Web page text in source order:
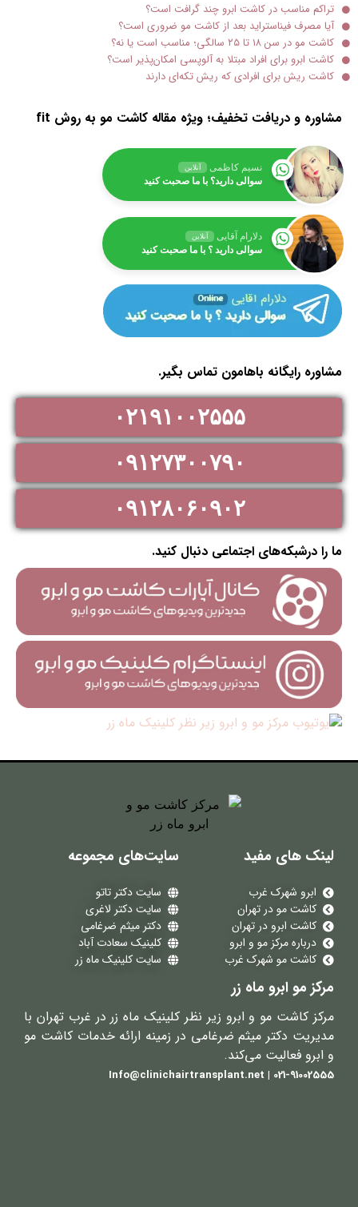
تراکم مناسب در کاشت ابرو چند گرافت است؟
آیا مصرف فیناستراید بعد از کاشت مو ضروری است؟
کاشت مو در سن ۱۸ تا ۲۵ سالگی؛ مناسب است یا نه؟
کاشت ابرو برای افراد مبتلا به آلوپسی امکان‌پذیر است؟
کاشت ریش برای افرادی که ریش تکه‌ای دارند
مشاوره و دریافت تخفیف؛ ویژه مقاله کاشت مو به روش fit
نسیم کاظمی آنلاین
سوالی دارید؟ با ما صحبت کنید
دلارام آقایی آنلاین
سوالی دارید ؟ با ما صحبت کنید
مشاوره رایگانه باهامون تماس بگیر.
۰۲۱۹۱۰۰۲۵۵۵
۰۹۱۲۷۳۰۰۷۹۰
۰۹۱۲۸۰۶۰۹۰۲
ما را درشبکه‌های اجتماعی دنبال کنید.
لینک های مفید
ابرو شهرک غرب
کاشت مو در تهران
کاشت ابرو در تهران
درباره مرکز مو و ابرو
کاشت مو شهرک غرب
سایت‌های مجموعه
سایت دکتر تاتو
سایت دکتر لاغری
دکتر میثم ضرغامی
کلینیک سعادت آباد
سایت کلینیک ماه زر
مرکز مو ابرو ماه زر
مرکز کاشت مو و ابرو زیر نظر کلینیک ماه زر در غرب تهران با
مدیریت دکتر میثم ضرغامی در زمینه ارائه خدمات کاشت مو
و ابرو فعالیت می‌کند.
021-91002555 | Info@clinichairtransplant.net